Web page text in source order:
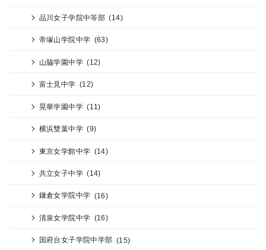
品川女子学院中等部 (14)
帝塚山学院中学 (63)
山脇学園中学 (12)
富士見中学 (12)
晃華学園中学 (11)
横浜雙葉中学 (9)
東京女学館中学 (14)
共立女子中学 (14)
鎌倉女学院中学 (16)
清泉女学院中学 (16)
国府台女子学院中学部 (15)